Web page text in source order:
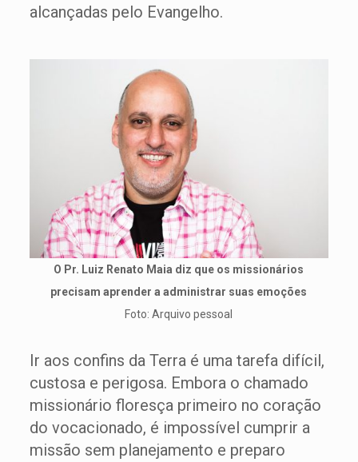
alcançadas pelo Evangelho.
O Pr. Luiz Renato Maia diz que os missionários
precisam aprender a administrar suas emoções
Foto: Arquivo pessoal
Ir aos confins da Terra é uma tarefa difícil,
custosa e perigosa. Embora o chamado
missionário floresça primeiro no coração
do vocacionado, é impossível cumprir a
missão sem planejamento e preparo